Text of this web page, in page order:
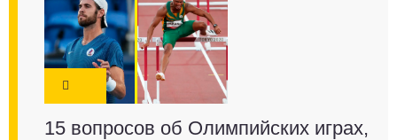
15 вопросов об Олимпийских играх,